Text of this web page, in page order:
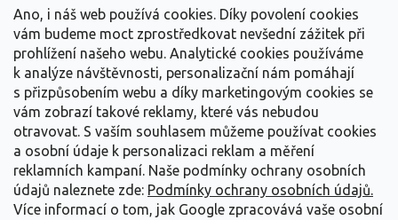
Ano, i náš web používá cookies. Díky povolení cookies
vám budeme moct zprostředkovat nevšední zážitek při
prohlížení našeho webu. Analytické cookies používáme
k analýze návštěvnosti, personalizační nám pomáhají
s přizpůsobením webu a díky marketingovým cookies se
vám zobrazí takové reklamy, které vás nebudou
otravovat. S vaším souhlasem můžeme používat cookies
a osobní údaje k personalizaci reklam a měření
reklamních kampaní. Naše podmínky ochrany osobních
údajů naleznete zde: Podmínky ochrany osobních údajů.
Více informací o tom, jak Google zpracovává vaše osobní
Vše o nákupu
Informace pro Vás
Kontakujte nás